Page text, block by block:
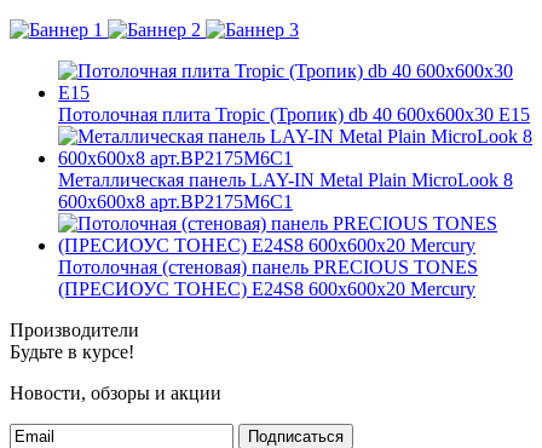
Потолочная плита Tropic (Тропик) db 40 600x600x30 E15
Металлическая панель LAY-IN Metal Plain MicroLook 8
600x600x8 арт.BP2175M6C1
Потолочная (стеновая) панель PRECIOUS TONES
(ПРЕCИОУС ТОНЕС) E24S8 600x600x20 Mercury
Производители
Будьте в курсе!
Новости, обзоры и акции
Подписаться